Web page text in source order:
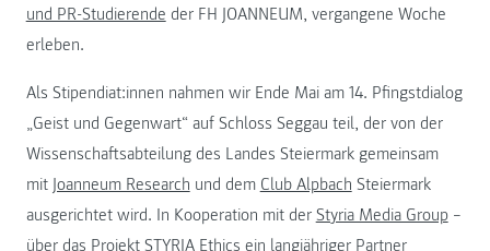
und PR-Studierende der FH JOANNEUM, vergangene Woche
erleben.
Als Stipendiat:innen nahmen wir Ende Mai am 14. Pfingstdialog
„Geist und Gegenwart“ auf Schloss Seggau teil, der von der
Wissenschaftsabteilung des Landes Steiermark gemeinsam
mit Joanneum Research und dem Club Alpbach Steiermark
ausgerichtet wird. In Kooperation mit der Styria Media Group–
über das Projekt STYRIA Ethics ein langjähriger Partner